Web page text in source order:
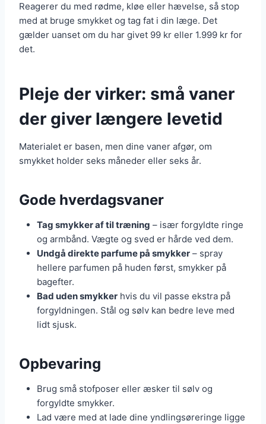
Reagerer du med rødme, kløe eller hævelse, så stop
med at bruge smykket og tag fat i din læge. Det
gælder uanset om du har givet 99 kr eller 1.999 kr for
det.
Pleje der virker: små vaner
der giver længere levetid
Materialet er basen, men dine vaner afgør, om
smykket holder seks måneder eller seks år.
Gode hverdagsvaner
Tag smykker af til træning – især forgyldte ringe
og armbånd. Vægte og sved er hårde ved dem.
Undgå direkte parfume på smykker – spray
hellere parfumen på huden først, smykker på
bagefter.
Bad uden smykker hvis du vil passe ekstra på
forgyldningen. Stål og sølv kan bedre leve med
lidt sjusk.
Opbevaring
Brug små stofposer eller æsker til sølv og
forgyldte smykker.
Lad være med at lade dine yndlingsøreringe ligge